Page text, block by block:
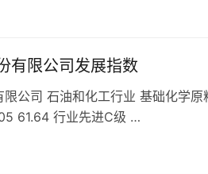
有限公司发展指数
限公司 石油和化工行业 基础化学
61.64 行业先进C级 …